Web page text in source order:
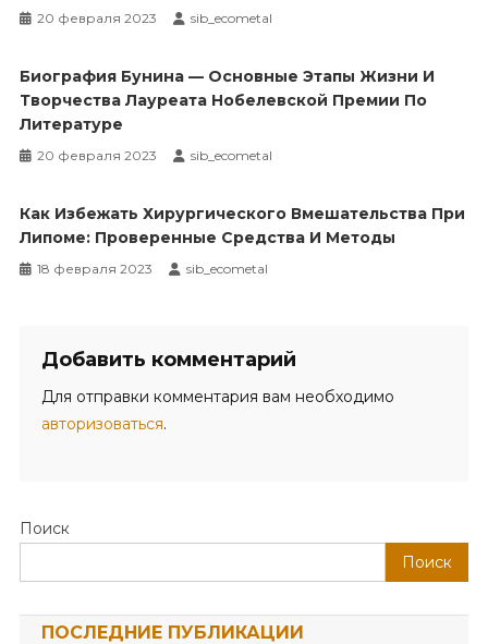
20 февраля 2023 sib_ecometal
Биография Бунина — Основные Этапы Жизни И
Творчества Лауреата Нобелевской Премии По
Литературе
20 февраля 2023 sib_ecometal
Как Избежать Хирургического Вмешательства При
Липоме: Проверенные Средства И Методы
18 февраля 2023 sib_ecometal
Добавить комментарий
Для отправки комментария вам необходимо
авторизоваться.
Поиск
Поиск
ПОСЛЕДНИЕ ПУБЛИКАЦИИ